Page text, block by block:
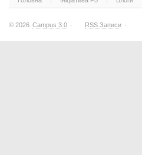
© 2026 Campus 3.0 · RSS Записи ·